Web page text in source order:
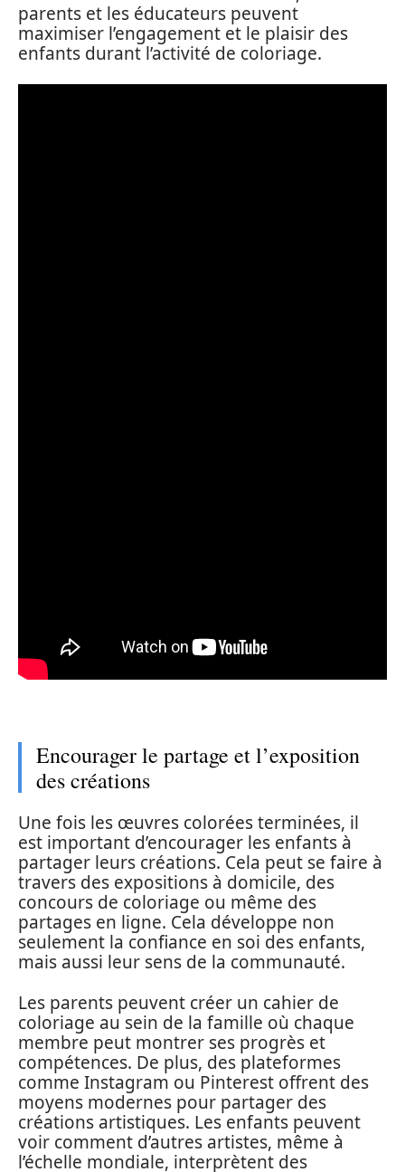
parents et les éducateurs peuvent
maximiser l’engagement et le plaisir des
enfants durant l’activité de coloriage.
Encourager le partage et l’exposition
des créations
Une fois les œuvres colorées terminées, il
est important d’encourager les enfants à
partager leurs créations. Cela peut se faire à
travers des expositions à domicile, des
concours de coloriage ou même des
partages en ligne. Cela développe non
seulement la confiance en soi des enfants,
mais aussi leur sens de la communauté.
Les parents peuvent créer un cahier de
coloriage au sein de la famille où chaque
membre peut montrer ses progrès et
compétences. De plus, des plateformes
comme Instagram ou Pinterest offrent des
moyens modernes pour partager des
créations artistiques. Les enfants peuvent
voir comment d’autres artistes, même à
l’échelle mondiale, interprètent des